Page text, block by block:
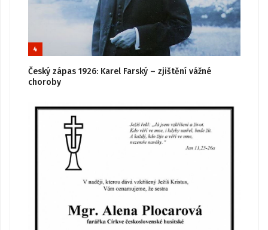
4
Český zápas 1926: Karel Farský – zjištění vážné
choroby